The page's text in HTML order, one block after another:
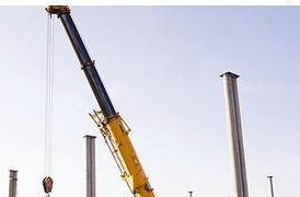
地址：山东省泰安市肥城
市王瓜店街道办事处王东
村东
咨询热线：